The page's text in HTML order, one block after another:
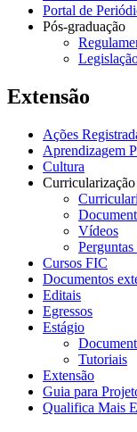
Portal de
Pós-graduação
Extensão
Ações
Aprendizagem
Cultura
Curricularização
Vídeos
Cursos FIC
Documentos
Editais
Egressos
Estágio
Tutoriais
Extensão
Guia para
Qualifica Mais